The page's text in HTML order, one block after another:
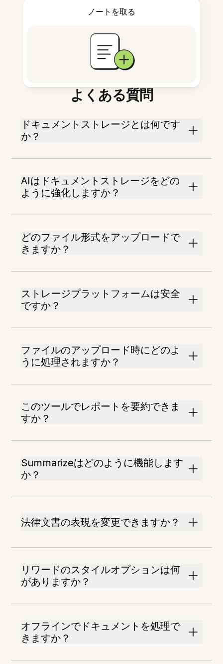
ノートを取る
よくある質問
ドキュメントストレージとは何です
か？
AIはドキュメントストレージをどの
ように強化しますか？
どのファイル形式をアップロードで
きますか？
ストレージプラットフォームは安全
ですか？
ファイルのアップロード時にどのよ
うに処理されますか？
このツールでレポートを要約できま
すか？
Summarizeはどのように機能します
か？
法律文書の表現を変更できますか？
リワードのスタイルオプションは何
がありますか？
オフラインでドキュメントを処理で
きますか？